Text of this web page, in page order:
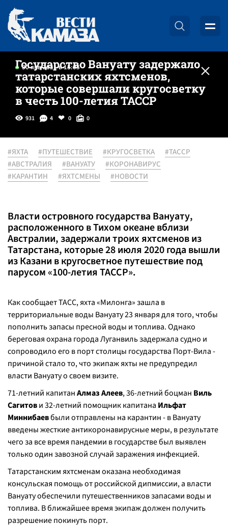
30 янв 2021 в 15:05
Государство Вануату задержало
татарстанских яхтсменов,
которые совершали кругосветку
в честь 100-летия ТАССР
931 4 0 0
#ЯХТА #ПУТЕШЕСТВИЕ #КРУГОСВЕТКА
#ТАССР
#АВСТРАЛИЯ
#ВАНУАТУ
#КОРОНАВИРУС
#КАРАНТИН
#ЯХТСМЕНЫ #НОВОСТИ
Власти островного государства Вануату,
расположенного в Тихом океане вблизи
Австралии, задержали троих яхтсменов из
Татарстана, которые 28 июля 2020 года вышли
из Казани в кругосветное путешествие под
парусом «100-летия ТАССР».
Как сообщает ТАСС, яхта «Милонга» зашла в
территориальные воды Вануату 23 января для того, чтобы
пополнить запасы пресной воды и топлива. Однако
береговая охрана города Луганвиль задержала судно и
сопроводило его в порт столицы государства Порт-Вила -
причиной стало то, что экипаж яхты не предупредил
власти Вануату о своем визите.
71-летний капитанАлмаз Алеев, 36-летний боцман Виль
Сагитови 32-летний помощник капитана Ильфат
Миннибаевбыли отправлены на карантин - в Вануату
введены жесткие антикоронавирусные меры, в результате
чего за все время пандемии в государстве был выявлен
только один завозной случай заражения инфекцией.
Татарстанским яхтсменам оказана необходимая
консульская помощь от российской дипмиссии, а власти
Вануату обеспечили путешественников запасами воды и
топлива. В ближайшее время экипаж должен получить
разрешение покинуть порт.